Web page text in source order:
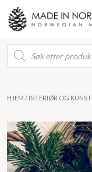
Products
search
HJEM / INTERIØR OG KUNST